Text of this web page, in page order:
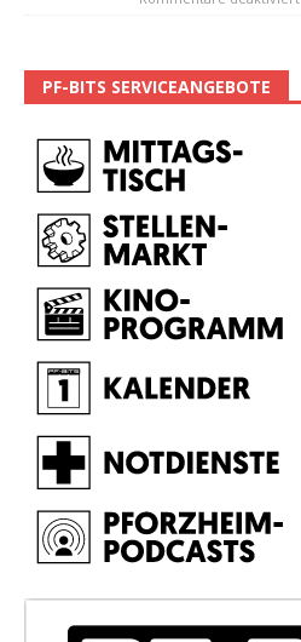
PF-BITS SERVICEANGEBOTE